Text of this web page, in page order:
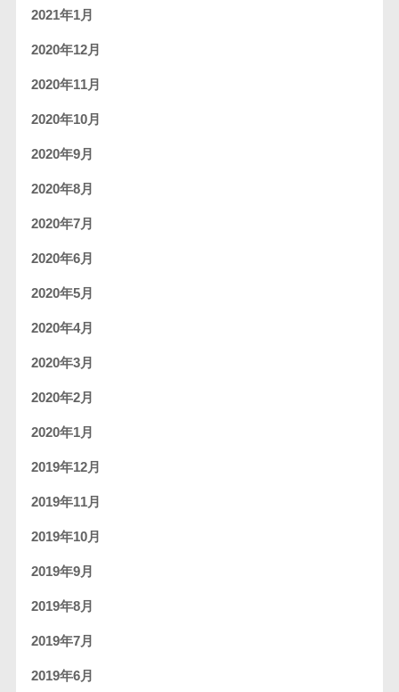
2021年1月
2020年12月
2020年11月
2020年10月
2020年9月
2020年8月
2020年7月
2020年6月
2020年5月
2020年4月
2020年3月
2020年2月
2020年1月
2019年12月
2019年11月
2019年10月
2019年9月
2019年8月
2019年7月
2019年6月